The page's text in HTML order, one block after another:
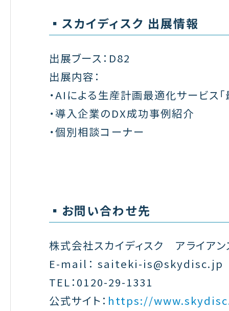
▪️スカイディスク 出展情報
出展ブース：D82
出展内容：
・AIによる生産計画最適化サービス「
・導入企業のDX成功事例紹介
・個別相談コーナー
▪️お問い合わせ先
株式会社スカイディスク アライアン
E-mail： saiteki-is@skydisc.jp
TEL：0120-29-1331
公式サイト： https://